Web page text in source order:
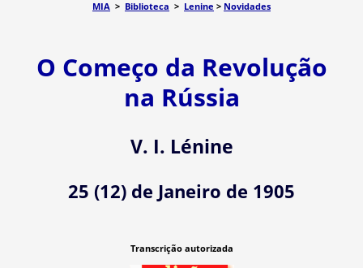
MIA > Biblioteca > Lenine > Novidades
O Começo da Revolução
na Rússia
V. I. Lénine
25 (12) de Janeiro de 1905
Transcrição autorizada